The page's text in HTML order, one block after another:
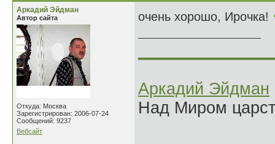
Аркадий Эйдман
Автор сайта
Откуда: Москва
Зарегистрирован: 2006-07-24
Сообщений: 9237
Вебсайт
очень хорошо, Ирочка!
Аркадий Эйдман
Над Миром